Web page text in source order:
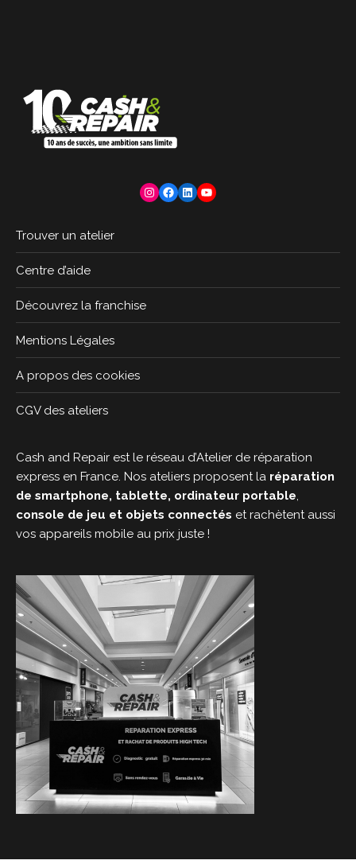
Instagram
Facebook
LinkedIn
YouTube
Trouver un atelier
Centre d’aide
Découvrez la franchise
Mentions Légales
A propos des cookies
CGV des ateliers
Cash and Repair est le réseau d’Atelier de réparation
express en France. Nos ateliers proposent la réparation
de smartphone, tablette, ordinateur portable,
console de jeu et objets connectés et rachètent aussi
vos appareils mobile au prix juste !